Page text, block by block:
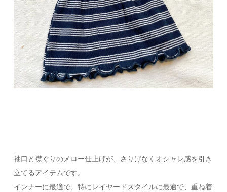
袖口と襟ぐりのメロー仕上げが、さりげなくオシャレ感を引き
立てるアイテムです。
インナーに最適で、特にレイヤードスタイルに最適で、重ね着